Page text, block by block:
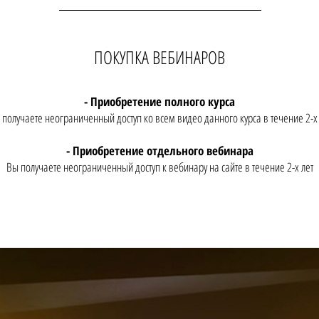
ПОКУПКА ВЕБИНАРОВ
- Приобретение полного курса
неограниченный доступ ко всем видео данного курса в течение 2-х
- Приобретение отдельного вебинара
Вы получаете неограниченный доступ к вебинару на сайте в течение 2-х лет